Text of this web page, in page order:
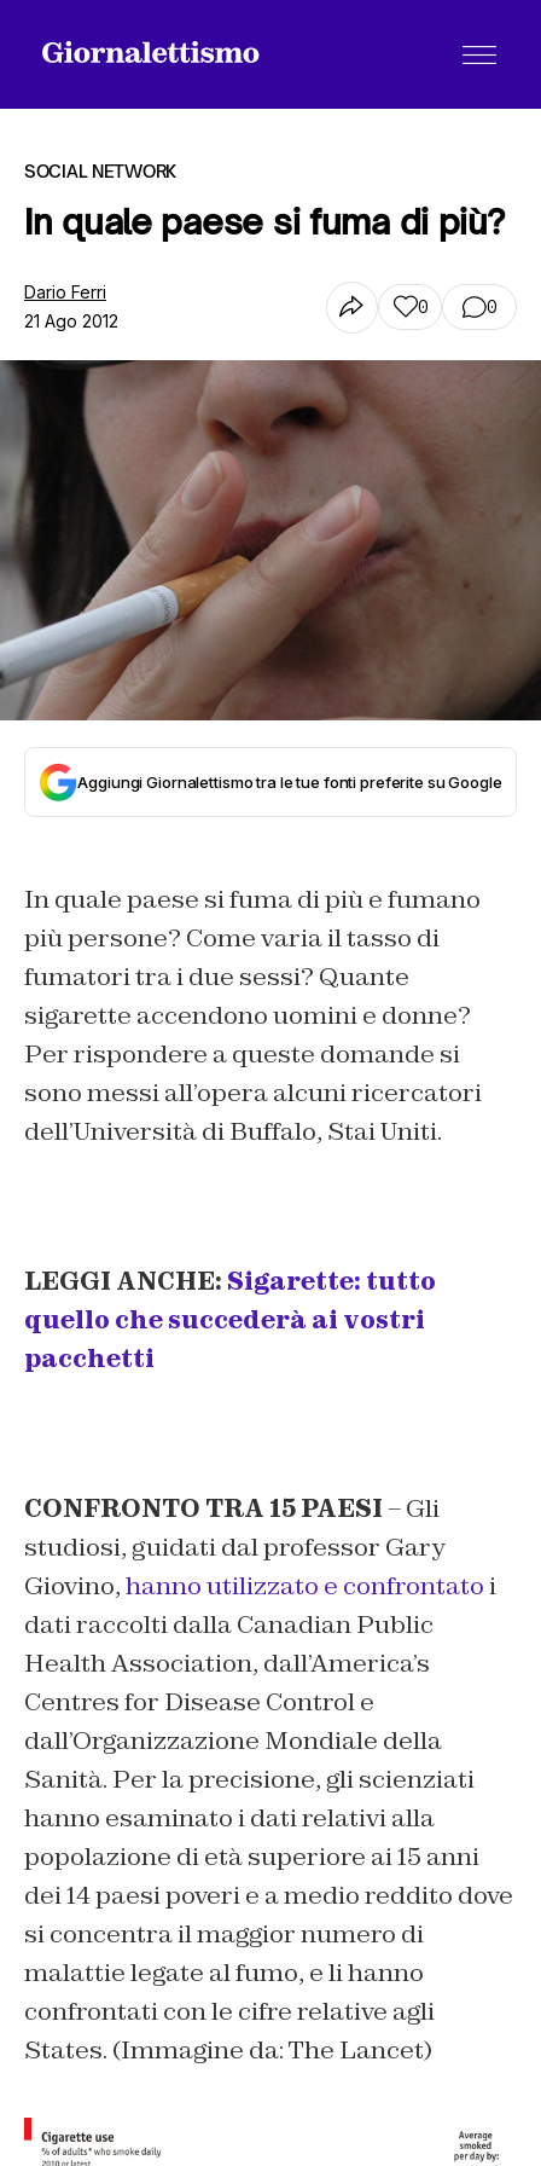
Chi siamo
Contatti
SOCIAL NETWORK
In quale paese si fuma di più?
Dario Ferri
21 Ago 2012
0 0
Aggiungi Giornalettismo tra le tue fonti preferite su Google
In quale paese si fuma di più e fumano
più persone? Come varia il tasso di
fumatori tra i due sessi? Quante
sigarette accendono uomini e donne?
Per rispondere a queste domande si
sono messi all’opera alcuni ricercatori
dell’Università di Buffalo, Stai Uniti.
LEGGI ANCHE: Sigarette: tutto
quello che succederà ai vostri
pacchetti
CONFRONTO TRA 15 PAESI– Gli
studiosi, guidati dal professor Gary
Giovino,hanno utilizzato e confrontatoi
dati raccolti dalla Canadian Public
Health Association, dall’America’s
Centres for Disease Control e
dall’Organizzazione Mondiale della
Sanità. Per la precisione, gli scienziati
hanno esaminato i dati relativi alla
popolazione di età superiore ai 15 anni
dei 14 paesi poveri e a medio reddito dove
si concentra il maggior numero di
malattie legate al fumo, e li hanno
confrontati con le cifre relative agli
States. (Immagine da: The Lancet)